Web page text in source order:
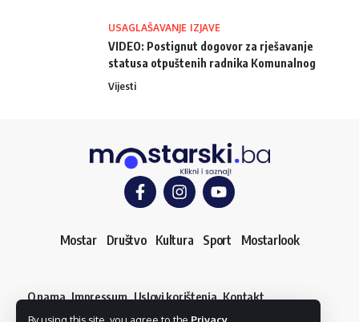
USAGLAŠAVANJE IZJAVE
VIDEO: Postignut dogovor za rješavanje
statusa otpuštenih radnika Komunalnog
Vijesti
Mostar Društvo Kultura Sport Mostarlook
O nama Impressum Uslovi korištenja Kontakt
Dojavi vijest